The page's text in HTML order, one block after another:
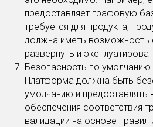
предоставляет графовую
требуется для продукта,
должна иметь возможность
развернуть и
Безопасность по умолчанию
Платформа должна быть
умолчанию и предоставлять
обеспечения соответствия
валидации на основе правил